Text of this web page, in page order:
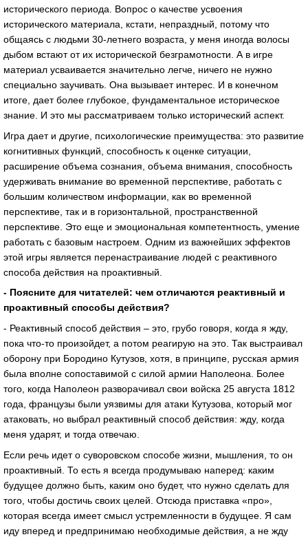
исторического периода. Вопрос о качестве усвоения
исторического материала, кстати, непраздный, потому что
общаясь с людьми 30-летнего возраста, у меня иногда волосы
дыбом встают от их исторической безграмотности. А в игре
материал усваивается значительно легче, ничего не нужно
специально заучивать. Она вызывает интерес. И в конечном
итоге, дает более глубокое, фундаментальное историческое
знание. И это мы рассматриваем только исторический аспект.
Игра дает и другие, психологические преимущества: это развитие
когнитивных функций, способность к оценке ситуации,
расширение объема сознания, объема внимания, способность
удерживать внимание во временной перспективе, работать с
большим количеством информации, как во временной
перспективе, так и в горизонтальной, пространственной
перспективе. Это еще и эмоциональная компетентность, умение
работать с базовым настроем. Одним из важнейших эффектов
этой игры является перенастраивание людей с реактивного
способа действия на проактивный.
- Поясните для читателей: чем отличаются реактивный и
проактивный способы действия?
- Реактивный способ действия – это, грубо говоря, когда я жду,
пока что-то произойдет, а потом реагирую на это. Так выстраивал
оборону при Бородино Кутузов, хотя, в принципе, русская армия
была вполне сопоставимой с силой армии Наполеона. Более
того, когда Наполеон разворачивал свои войска 25 августа 1812
года, французы были уязвимы для атаки Кутузова, который мог
атаковать, но выбрал реактивный способ действия: жду, когда
меня ударят, и тогда отвечаю.
Если речь идет о суворовском способе жизни, мышления, то он
проактивный. То есть я всегда продумываю наперед: каким
будущее должно быть, каким оно будет, что нужно сделать для
того, чтобы достичь своих целей. Отсюда приставка «про»,
которая всегда имеет смысл устремленности в будущее. Я сам
иду вперед и предпринимаю необходимые действия, а не жду